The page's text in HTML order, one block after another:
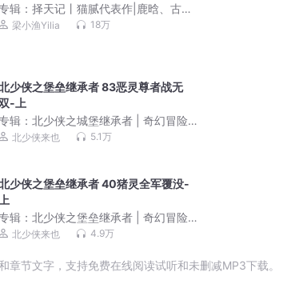
辑：择天记丨猫腻代表作|鹿晗、古力
扎主演影视剧原著多人有声剧
梁小渔Yilia 18万
少侠之堡垒继承者 83恶灵尊者战无
-上
辑：北少侠之城堡继承者 | 奇幻冒险
志·创造我的世界
北少侠来也 5.1万
少侠之堡垒继承者 40猪灵全军覆没-
上
辑：北少侠之堡垒继承者 | 奇幻冒险 ·
间思维
北少侠来也 4.9万
节文字，支持免费在线阅读试听和未删减MP3下载。